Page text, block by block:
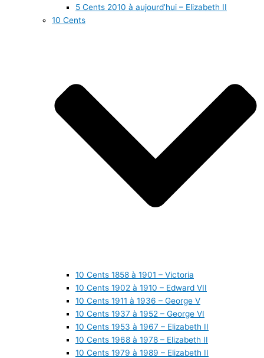
5 Cents 2010 à aujourd’hui – Elizabeth II
10 Cents
10 Cents 1858 à 1901 – Victoria
10 Cents 1902 à 1910 – Edward VII
10 Cents 1911 à 1936 – George V
10 Cents 1937 à 1952 – George VI
10 Cents 1953 à 1967 – Elizabeth II
10 Cents 1968 à 1978 – Elizabeth II
10 Cents 1979 à 1989 – Elizabeth II